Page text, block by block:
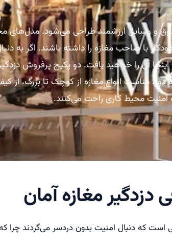
و وسایل ارزشمند طراحی می‌شود. مدل‌های
با صاحب مغازه را داشته باشند. اگر به
آن را خواهید یافت. دو پکیج پرفروش
دور، مناسب انواع مغازه از کوچک تا بزرگ،
امنیت محیط کاری راحت می‌کنند.
دزدگیر مغازه آمان
است که دنبال امنیت بدون دردسر می‌گردند چرا که